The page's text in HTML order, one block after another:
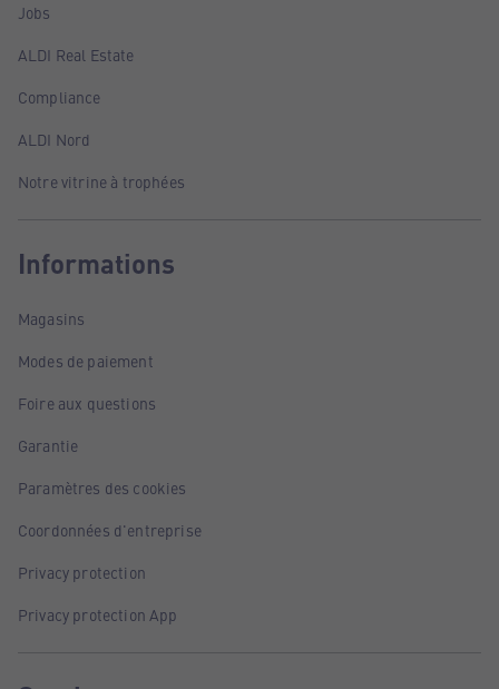
Jobs
ALDI Real Estate
Compliance
ALDI Nord
Notre vitrine à trophées
Informations
Magasins
Modes de paiement
Foire aux questions
Garantie
Paramètres des cookies
Coordonnées d'entreprise
Privacy protection
Privacy protection App